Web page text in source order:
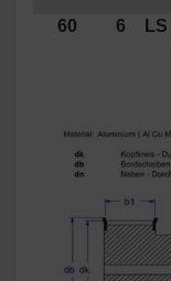
60 6 LS